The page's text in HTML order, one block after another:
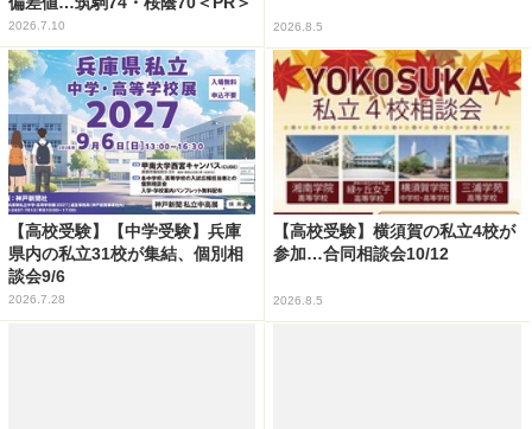
2026.7.10 2026.8.5
【高校受験】【中学受験】兵庫
県内の私立31校が集結、個別相
談会9/6
2026.7.28
【高校受験】横須賀の私立4校が
参加…合同相談会10/12
2026.8.5